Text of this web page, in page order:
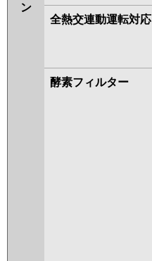
ン
全熱交連動運転対応
酵素フィルター